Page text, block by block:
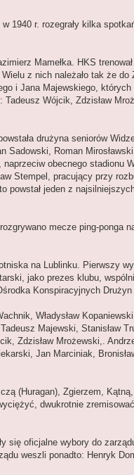
1940 r. rozegrały kilka
Mamełka. HKS
z nich należało tak że do
i Jana Majewskiego,
Wójcik, Zdzisław
drużyna seniorów
Sadowski, Roman
naprzeciw obecnego stadionu
Stempel, pracujący przy
powstał jeden z
mecze ping-ponga
na Lublinku. Pierwszy
jako prezes klubu,
Konspiracyjnych Drużyn
Władysław
Majewski, Stanisław
Zdzisław Mrożewski,.
Jan Marciniak,
(Huragan), Zgierzem,
dwukrotnie
się oficjalne wybory do
weszli ponadto: Henryk